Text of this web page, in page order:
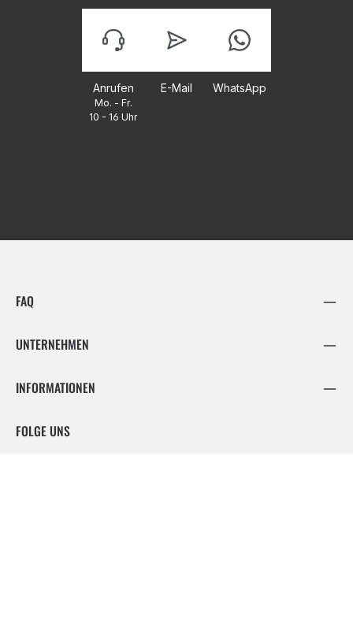
Anrufen
Mo. - Fr.
10 - 16 Uhr
E-Mail WhatsApp
FAQ
UNTERNEHMEN
INFORMATIONEN
FOLGE UNS